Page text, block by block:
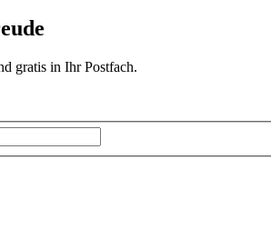
gratis in Ihr Postfach.